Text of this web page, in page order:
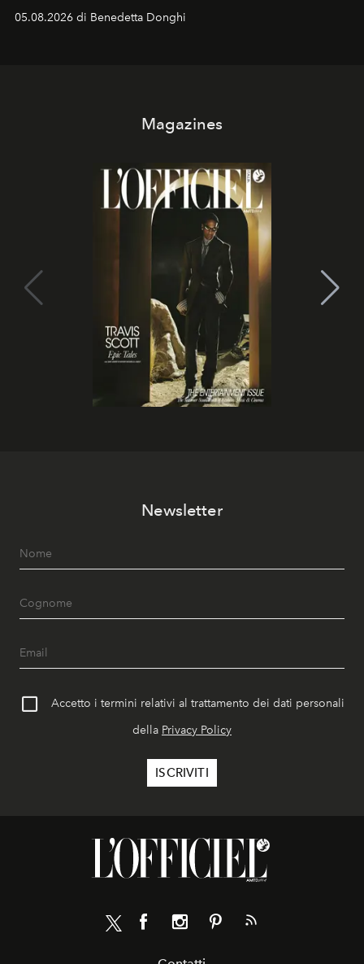
protagonisti del cinema, volti della cultura
contemporanea e storytelling d'autore, le maison
05.08.2026 di Benedetta Donghi
Magazines
Newsletter
Accetto i termini relativi al trattamento dei dati personali
della Privacy Policy